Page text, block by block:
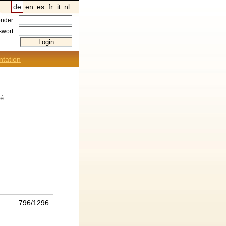
de en es fr it nl
:
:
796/1296